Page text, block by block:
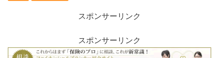
スポンサーリンク
スポンサーリンク